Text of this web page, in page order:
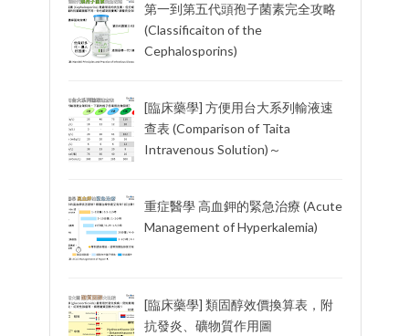
第一到第五代頭孢子菌素完全攻略
(Classificaiton of the
Cephalosporins)
[臨床藥學] 方便用台大系列輸液速
查表 (Comparison of Taita
Intravenous Solution)～
重症醫學 高血鉀的緊急治療 (Acute
Management of Hyperkalemia)
[臨床藥學] 類固醇效價換算表，附
抗發炎、礦物質作用圖